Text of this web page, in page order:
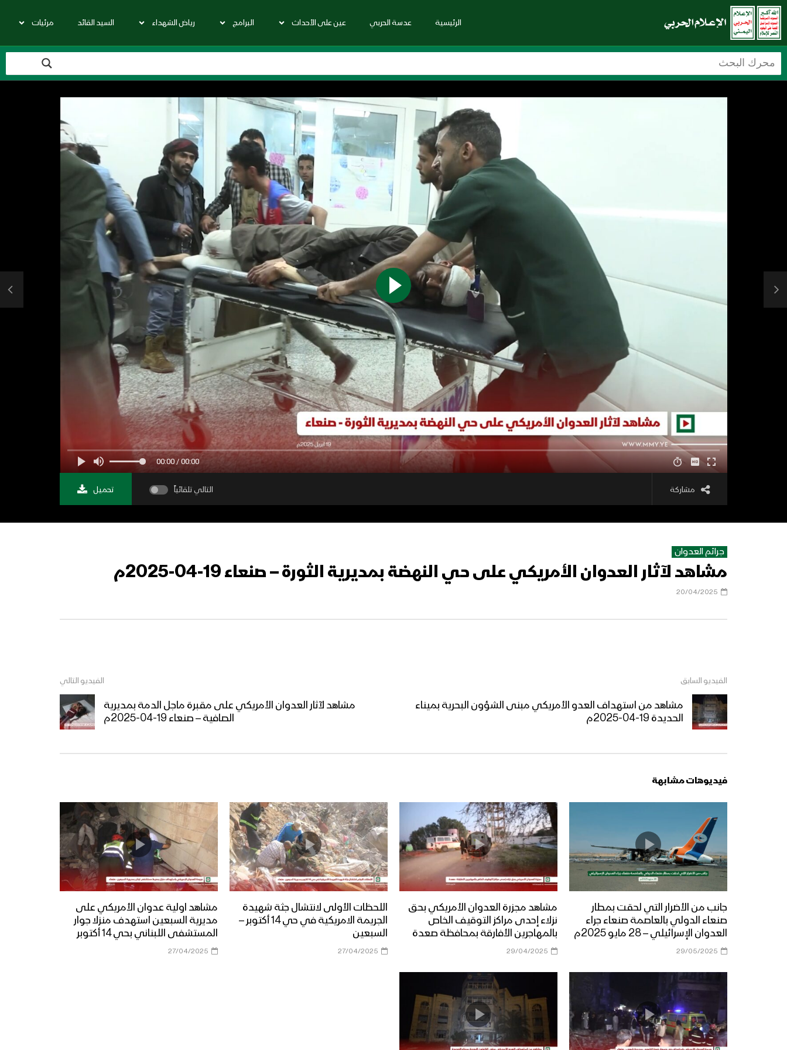
الرئيسية عدسة الحربي عين على الأحداث البرامج رياض الشهداء السيد القائد مرئيات
00:00 / 00:00
مشاركة التالي تلقائياً تحميل
جرائم العدوان
مشاهد لآثار العدوان الأمريكي على حي النهضة بمديرية الثورة – صنعاء 19-04-2025م
20/04/2025
الفيديو السابق
مشاهد من استهداف العدو الأمريكي مبنى الشؤون البحرية بميناء
الحديدة 19-04-2025م
الفيديو التالي
مشاهد لآثار العدوان الأمريكي على مقبرة ماجل الدمة بمديرية
الصافية – صنعاء 19-04-2025م
فيديوهات مشابهة
جانب من الأضرار التي لحقت بمطار
صنعاء الدولي بالعاصمة صنعاء جراء
العدوان الإسرائيلي – 28 مايو 2025م
29/05/2025
مشاهد مجزرة العدوان الأمريكي بحق
نزلاء إحدى مراكز التوقيف الخاص
بالمهاجرين الأفارقة بمحافظة صعدة
29/04/2025
اللحظات الأولى لانتشال جثة شهيدة
الجريمة الامريكية في حي 14 أكتوبر –
السبعين
27/04/2025
مشاهد اولية عدوان الأمريكي على
مديرية السبعين استهدف منزلا جوار
المستشفى اللبناني بحي 14 أكتوبر
27/04/2025